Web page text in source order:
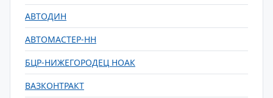
АВТОДИН
АВТОМАСТЕР-НН
БЦР-НИЖЕГОРОДЕЦ НОАК
ВАЗКОНТРАКТ